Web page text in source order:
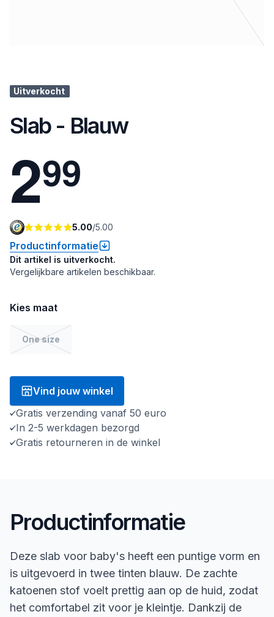
Uitverkocht
Slab - Blauw
299
5.00/5.00
Productinformatie
Dit artikel is uitverkocht.
Vergelijkbare artikelen beschikbaar.
Kies maat
One size
Vind jouw winkel
Gratis verzending vanaf 50 euro
In 2-5 werkdagen bezorgd
Gratis retourneren in de winkel
Productinformatie
Deze slab voor baby's heeft een puntige vorm en
is uitgevoerd in twee tinten blauw. De zachte
katoenen stof voelt prettig aan op de huid, zodat
het comfortabel zit voor je kleintje. Dankzij de